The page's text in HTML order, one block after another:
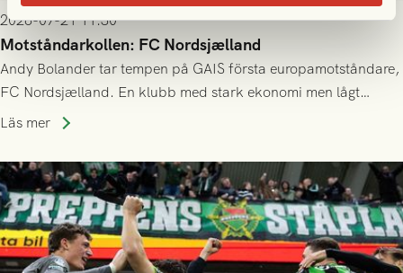
2026-07-21 11:30
Motståndarkollen: FC Nordsjælland
Andy Bolander tar tempen på GAIS första europamotståndare,
FC Nordsjælland. En klubb med stark ekonomi men lågt
publiksnitt, ett lag med både kollektiv styrka och individuell
Läs mer